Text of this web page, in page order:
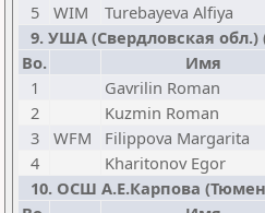
5
WIM Turebayeva Alfiya
9. УША (Свердловская обл.)
Bo.
Имя
1
Gavrilin Roman
2
Kuzmin Roman
3
WFM Filippova Margarita
4
Kharitonov Egor
10. ОСШ А.Е.Карпова